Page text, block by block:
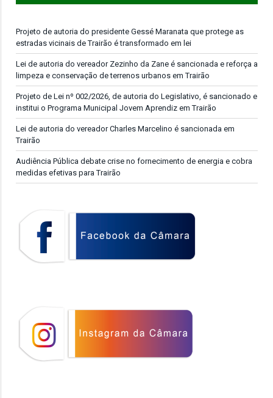
Projeto de autoria do presidente Gessé Maranata que protege as
estradas vicinais de Trairão é transformado em lei
Lei de autoria do vereador Zezinho da Zane é sancionada e reforça a
limpeza e conservação de terrenos urbanos em Trairão
Projeto de Lei nº 002/2026, de autoria do Legislativo, é sancionado e
institui o Programa Municipal Jovem Aprendiz em Trairão
Lei de autoria do vereador Charles Marcelino é sancionada em
Trairão
Audiência Pública debate crise no fornecimento de energia e cobra
medidas efetivas para Trairão